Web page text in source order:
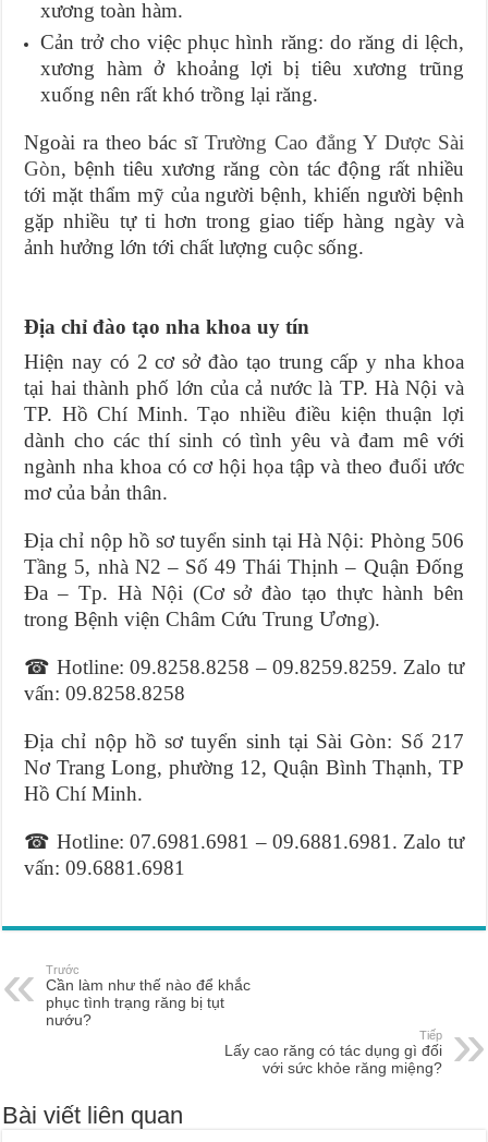
xương toàn hàm.
Cản trở cho việc phục hình răng: do răng di lệch,
xương hàm ở khoảng lợi bị tiêu xương trũng
xuống nên rất khó trồng lại răng.
Ngoài ra theo bác sĩ Trường Cao đẳng Y Dược Sài
Gòn, bệnh tiêu xương răng còn tác động rất nhiều
tới mặt thẩm mỹ của người bệnh, khiến người bệnh
gặp nhiều tự ti hơn trong giao tiếp hàng ngày và
ảnh hưởng lớn tới chất lượng cuộc sống.
Địa chỉ đào tạo nha khoa uy tín
Hiện nay có 2 cơ sở đào tạo trung cấp y nha khoa
tại hai thành phố lớn của cả nước là TP. Hà Nội và
TP. Hồ Chí Minh. Tạo nhiều điều kiện thuận lợi
dành cho các thí sinh có tình yêu và đam mê với
ngành nha khoa có cơ hội họa tập và theo đuổi ước
mơ của bản thân.
Địa chỉ nộp hồ sơ tuyển sinh tại Hà Nội: Phòng 506
Tầng 5, nhà N2 – Số 49 Thái Thịnh – Quận Đống
Đa – Tp. Hà Nội (Cơ sở đào tạo thực hành bên
trong Bệnh viện Châm Cứu Trung Ương).
☎ Hotline: 09.8258.8258 – 09.8259.8259. Zalo tư
vấn: 09.8258.8258
Địa chỉ nộp hồ sơ tuyển sinh tại Sài Gòn: Số 217
Nơ Trang Long, phường 12, Quận Bình Thạnh, TP
Hồ Chí Minh.
☎ Hotline: 07.6981.6981 – 09.6881.6981. Zalo tư
vấn: 09.6881.6981
Trước
Cần làm như thế nào để khắc
phục tình trạng răng bị tụt
nướu?
Tiếp
Lấy cao răng có tác dụng gì đối
với sức khỏe răng miệng?
Bài viết liên quan